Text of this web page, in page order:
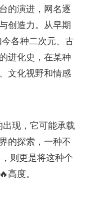
的演进，网名逐
创造力。从早期
今各种二次元、古
进化史，在某种
文化视野和情感
出现，它可能承载
的探索，一种不
则更是将这种个
高度。